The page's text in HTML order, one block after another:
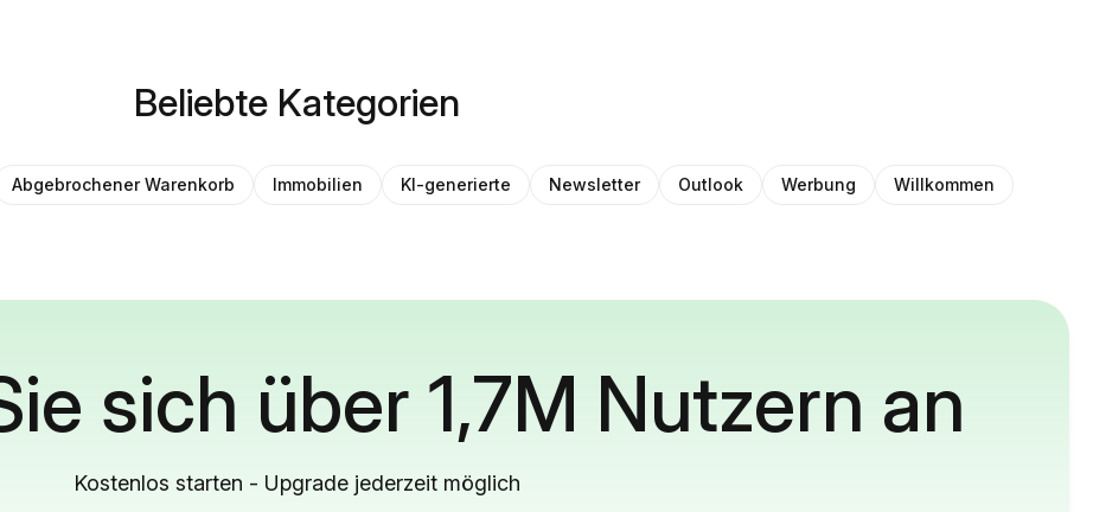
Beliebte Kategorien
Abgebrochener Warenkorb Immobilien KI-generierte Newsletter Outlook Werbung Willkommen
sich über 1,7M Nutzern an
Kostenlos starten - Upgrade jederzeit möglich